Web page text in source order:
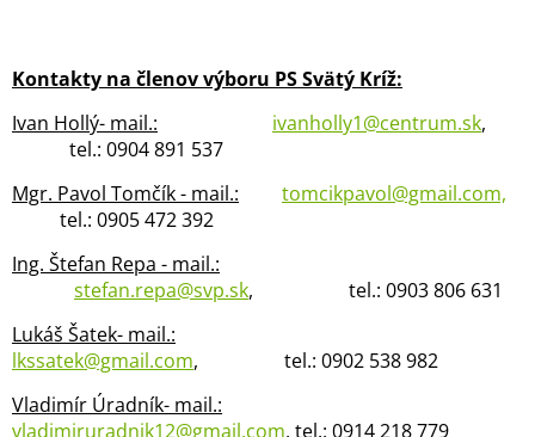
Kontakty na členov výboru PS Svätý Kríž:
Ivan Hollý- mail.:
ivanholly1@centrum.sk,
tel.: 0904 891 537
Mgr. Pavol Tomčík - mail.:
tomcikpavol@gmail.com,
tel.: 0905 472 392
Ing. Štefan Repa - mail.:
stefan.repa@svp.sk, tel.: 0903 806 631
Lukáš Šatek- mail.:
lkssatek@gmail.com, tel.: 0902 538 982
Vladimír Úradník- mail.:
vladimiruradnik12@gmail.com, tel.: 0914 218 779